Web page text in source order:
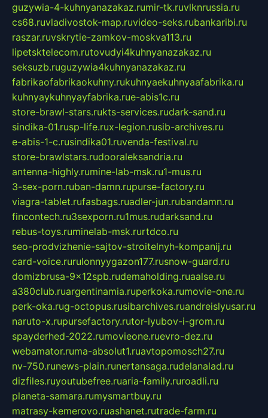
guzywia-4-kuhnyanazakaz.rumir-tk.ruvlknrussia.ru
cs68.ruvladivostok-map.ruvideo-seks.rubankaribi.ru
raszar.ruvskrytie-zamkov-moskva113.ru
lipetsktelecom.rutovudyi4kuhnyanazakaz.ru
seksuzb.ruguzywia4kuhnyanazakaz.ru
fabrikaofabrikaokuhny.rukuhnyaekuhnyaafabrika.ru
kuhnyaykuhnyayfabrika.rue-abis1c.ru
store-brawl-stars.rukts-services.rudark-sand.ru
sindika-01.rusp-life.rux-legion.rusib-archives.ru
e-abis-1-c.rusindika01.ruvenda-festival.ru
store-brawlstars.rudooraleksandria.ru
antenna-highly.rumine-lab-msk.ru1-mus.ru
3-sex-porn.ruban-damn.rupurse-factory.ru
viagra-tablet.rufasbags.ruadler-jun.rubandamn.ru
fincontech.ru3sexporn.ru1mus.rudarksand.ru
rebus-toys.ruminelab-msk.rurtdco.ru
seo-prodvizhenie-sajtov-stroitelnyh-kompanij.ru
card-voice.rurulonnyygazon177.rusnow-guard.ru
domizbrusa-9x12spb.rudemaholding.ruaalse.ru
a380club.ruargentinamia.ruperkoka.rumovie-one.ru
perk-oka.rug-octopus.rusibarchives.ruandreislyusar.ru
naruto-x.rupursefactory.rutor-lyubov-i-grom.ru
spayderhed-2022.rumovieone.ruevro-dez.ru
webamator.ruma-absolut1.ruavtopomosch27.ru
nv-750.runews-plain.runertansaga.rudelanalad.ru
dizfiles.ruyoutubefree.ruaria-family.ruroadli.ru
planeta-samara.rumysmartbuy.ru
matrasy-kemerovo.ruashanet.rutrade-farm.ru